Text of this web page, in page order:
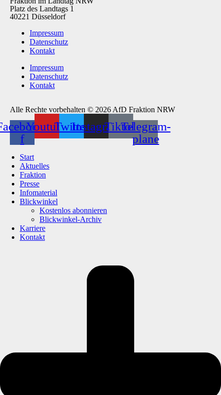
Platz des Landtags 1
40221 Düsseldorf
Impressum
Datenschutz
Kontakt
Impressum
Datenschutz
Kontakt
Alle Rechte vorbehalten © 2026 AfD Fraktion NRW
f
YoutubeTwitterInstagramTiktokTelegram-
plane
Start
Aktuelles
Fraktion
Presse
Infomaterial
Blickwinkel
Kostenlos abonnieren
Blickwinkel-Archiv
Karriere
Kontakt